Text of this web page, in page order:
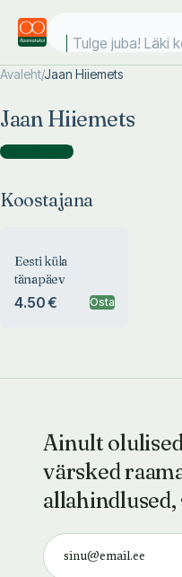
Tulge juba! Läki
Avaleht/Jaan Hiiemets
Jaan Hiiemets
Koostajana )
Koostajana
Eesti küla
tänapäev
4.50 € Osta
Ainult
värsked
allahindlused,